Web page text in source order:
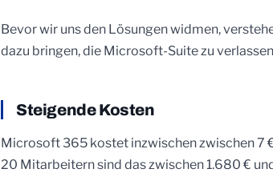
Bevor wir uns den Lösungen widmen,
dazu bringen, die Microsoft-Suite zu
Steigende Kosten
Microsoft 365 kostet inzwischen zwischen 7
20 Mitarbeitern sind das zwischen 1.680 €